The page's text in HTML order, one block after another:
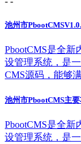
池州市
PbootCMS是全新
设管理系统，是
CMS源码，能够
池州市PbootCMS主
PbootCMS是全新
设管理系统，是